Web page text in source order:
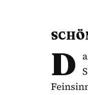
D